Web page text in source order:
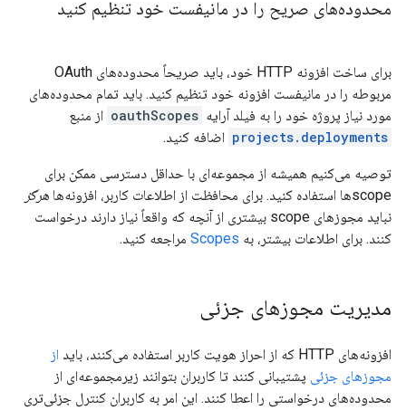
محدوده‌های صریح را در مانیفست خود تنظیم کنید
برای ساخت افزونه HTTP خود، باید صریحاً محدوده‌های OAuth
مربوطه را در مانیفست افزونه خود تنظیم کنید. باید تمام محدوده‌های
مورد نیاز پروژه خود را به فیلد آرایه oauthScopes از منبع
projects.deployments اضافه کنید.
توصیه می‌کنیم همیشه از مجموعه‌ای با حداقل دسترسی ممکن برای
scopeها استفاده کنید. برای محافظت از اطلاعات کاربر، افزونه‌ها
هرگز
نباید مجوزهای scope بیشتری از آنچه که واقعاً نیاز دارند درخواست
کنند. برای اطلاعات بیشتر، به Scopes مراجعه کنید.
مدیریت مجوزهای جزئی
افزونه‌های HTTP که از احراز هویت کاربر استفاده می‌کنند، باید
از
مجوزهای جزئی پشتیبانی کنند تا کاربران بتوانند زیرمجموعه‌ای از
محدوده‌های درخواستی را اعطا کنند. این امر به کاربران کنترل جزئی‌تری